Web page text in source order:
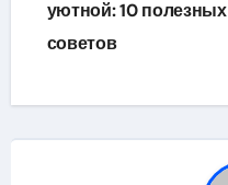
записям
уютной: 10 полезных
советов